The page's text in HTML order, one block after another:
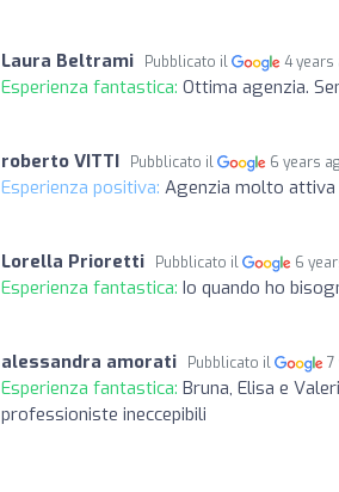
Laura Beltrami Pubblicato il 4 years
Esperienza fantastica: Ottima agenzia.
roberto VITTI Pubblicato il 6 years
Esperienza positiva: Agenzia molto attiva
Lorella Prioretti Pubblicato il 6
Esperienza fantastica: Io quando ho
alessandra amorati Pubblicato il 7
Esperienza fantastica: Bruna, Elisa e
professioniste ineccepibili